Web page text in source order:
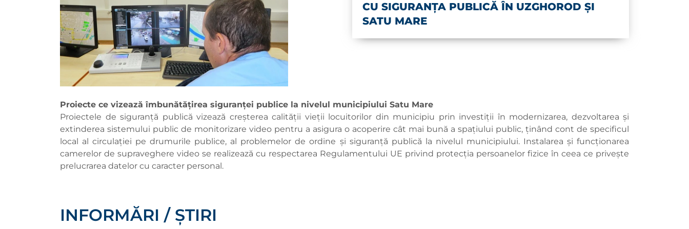
CU SIGURANȚA PUBLICĂ ÎN UZGHOROD ȘI
SATU MARE
Proiecte ce vizează îmbunătățirea siguranței publice la nivelul municipiului Satu Mare
Proiectele de siguranţă publică vizează creşterea calităţii vieţii locuitorilor din municipiu prin investiţii în modernizarea, dezvoltarea și
extinderea sistemului public de monitorizare video pentru a asigura o acoperire cât mai bună a spațiului public, ținând cont de specificul
local al circulației pe drumurile publice, al problemelor de ordine și siguranță publică la nivelul municipiului. Instalarea și funcționarea
camerelor de supraveghere video se realizează cu respectarea Regulamentului UE privind protecția persoanelor fizice în ceea ce privește
prelucrarea datelor cu caracter personal.
INFORMĂRI / ȘTIRI